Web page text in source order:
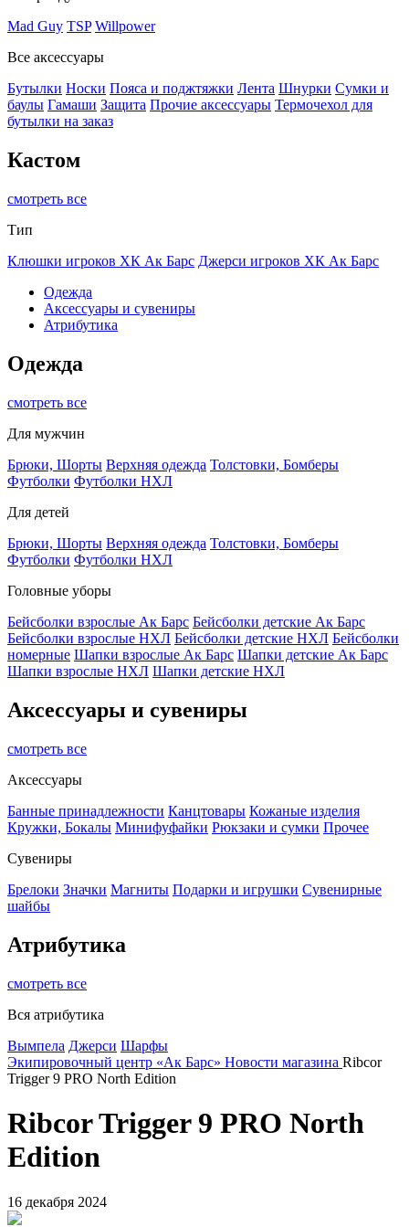
Mad Guy TSP Willpower
Все аксессуары
Бутылки Носки Пояса и поджтяжки Лента Шнурки Сумки и
баулы Гамаши Защита Прочие аксессуары Термочехол для
бутылки на заказ
Кастом
смотреть все
Тип
Клюшки игроков ХК Ак Барс Джерси игроков ХК Ак Барс
Одежда
Аксессуары и сувениры
Атрибутика
Одежда
смотреть все
Для мужчин
Брюки, Шорты Верхняя одежда Толстовки, Бомберы
Футболки Футболки НХЛ
Для детей
Брюки, Шорты Верхняя одежда Толстовки, Бомберы
Футболки Футболки НХЛ
Головные уборы
Бейсболки взрослые Ак Барс Бейсболки детские Ак Барс
Бейсболки взрослые НХЛ Бейсболки детские НХЛ Бейсболки
номерные Шапки взрослые Ак Барс Шапки детские Ак Барс
Шапки взрослые НХЛ Шапки детские НХЛ
Аксессуары и сувениры
смотреть все
Аксессуары
Банные принадлежности Канцтовары Кожаные изделия
Кружки, Бокалы Минифуфайки Рюкзаки и сумки Прочее
Сувениры
Брелоки Значки Магниты Подарки и игрушки Сувенирные
шайбы
Атрибутика
смотреть все
Вся атрибутика
Вымпела Джерси Шарфы
Экипировочный центр «Ак Барс» Новости магазина Ribcor
Trigger 9 PRO North Edition
Ribcor Trigger 9 PRO North
Edition
16 декабря 2024